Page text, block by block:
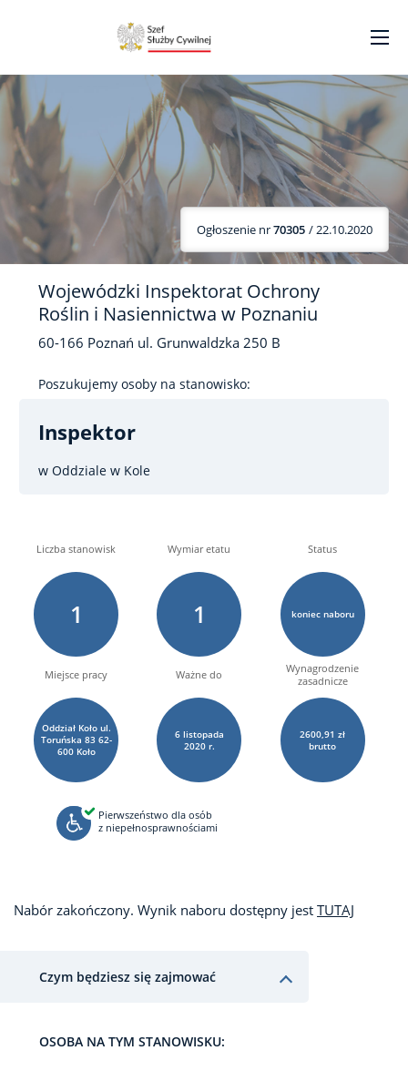
Ogłoszenie nr70305 / 22.10.2020
Wojewódzki Inspektorat Ochrony
Roślin i Nasiennictwa w Poznaniu
60-166 Poznań ul. Grunwaldzka 250 B
Poszukujemy osoby na stanowisko:
Inspektor
w Oddziale w Kole
Liczba stanowisk
1
Wymiar etatu
1
Status
koniec naboru
Miejsce pracy
Oddział Koło ul.
Toruńska 83 62-
600 Koło
Ważne do
6 listopada
2020 r.
Wynagrodzenie
zasadnicze
2600,91 zł
brutto
Pierwszeństwo dla osób
z niepełnosprawnościami
Nabór zakończony. Wynik naboru dostępny jest TUTAJ
Czym będziesz się zajmować
OSOBA NA TYM STANOWISKU: